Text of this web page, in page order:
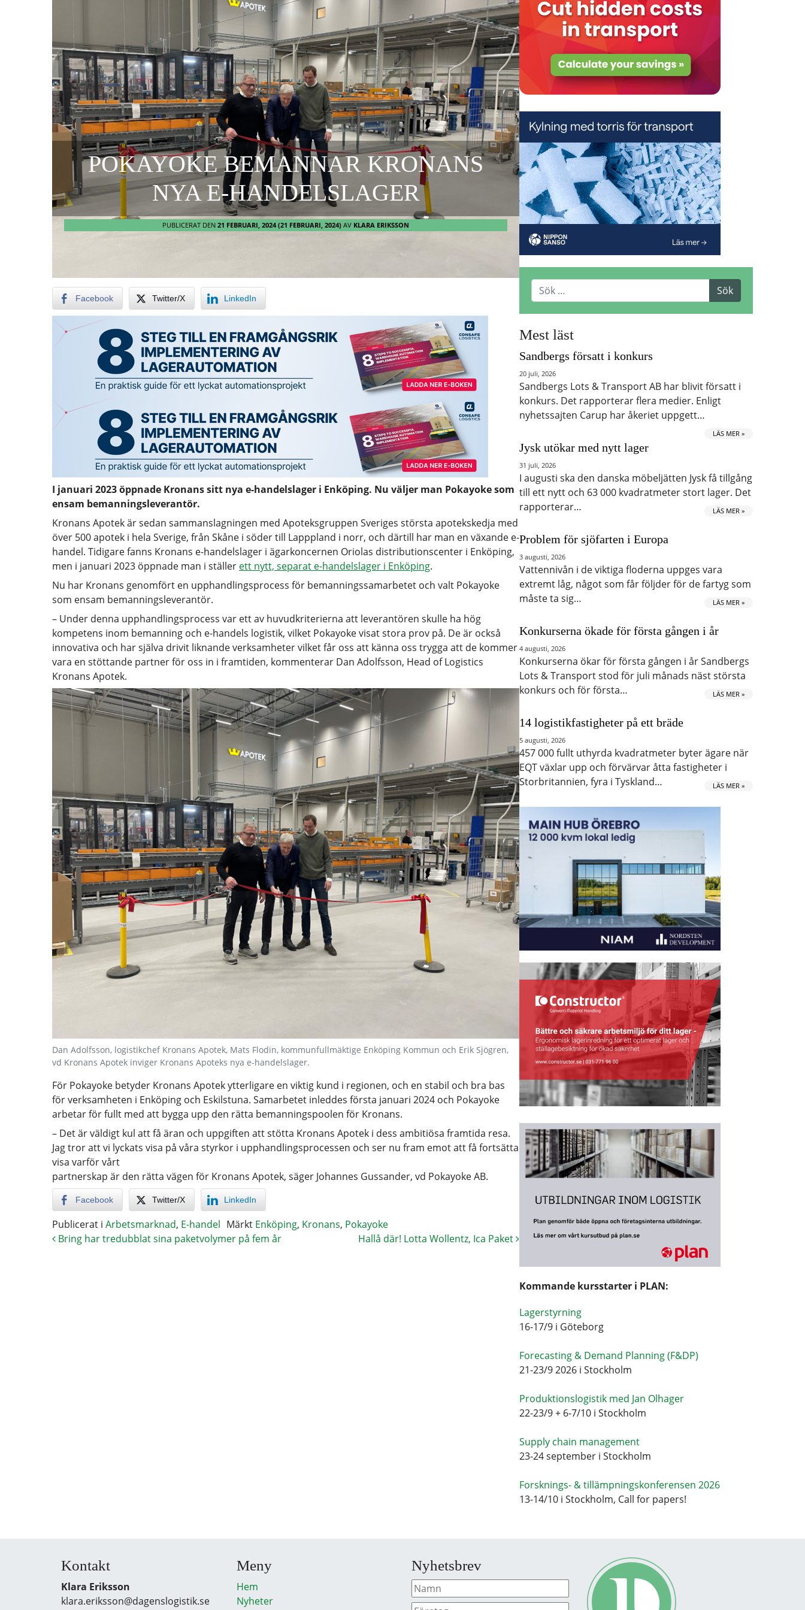
POKAYOKE BEMANNAR KRONANS
NYA E-HANDELSLAGER
PUBLICERAT DEN 21 FEBRUARI, 2024 (21 FEBRUARI, 2024) AV KLARA ERIKSSON
Facebook Twitter/X LinkedIn
I januari 2023 öppnade Kronans sitt nya e-handelslager i Enköping. Nu väljer man Pokayoke som
ensam bemanningsleverantör.
Kronans Apotek är sedan sammanslagningen med Apoteksgruppen Sveriges största apotekskedja med
över 500 apotek i hela Sverige, från Skåne i söder till Lapppland i norr, och därtill har man en växande e-
handel. Tidigare fanns Kronans e-handelslager i ägarkoncernen Oriolas distributionscenter i Enköping,
men i januari 2023 öppnade man i ställer ett nytt, separat e-handelslager i Enköping.
Nu har Kronans genomfört en upphandlingsprocess för bemanningssamarbetet och valt Pokayoke
som ensam bemanningsleverantör.
– Under denna upphandlingsprocess var ett av huvudkriterierna att leverantören skulle ha hög
kompetens inom bemanning och e-handels logistik, vilket Pokayoke visat stora prov på. De är också
innovativa och har själva drivit liknande verksamheter vilket får oss att känna oss trygga att de kommer
vara en stöttande partner för oss in i framtiden, kommenterar Dan Adolfsson, Head of Logistics
Kronans Apotek.
Dan Adolfsson, logistikchef Kronans Apotek, Mats Flodin, kommunfullmäktige Enköping Kommun och Erik Sjögren,
vd Kronans Apotek inviger Kronans Apoteks nya e-handelslager.
För Pokayoke betyder Kronans Apotek ytterligare en viktig kund i regionen, och en stabil och bra bas
för verksamheten i Enköping och Eskilstuna. Samarbetet inleddes första januari 2024 och Pokayoke
arbetar för fullt med att bygga upp den rätta bemanningspoolen för Kronans.
– Det är väldigt kul att få äran och uppgiften att stötta Kronans Apotek i dess ambitiösa framtida resa.
Jag tror att vi lyckats visa på våra styrkor i upphandlingsprocessen och ser nu fram emot att få fortsätta
visa varför vårt
partnerskap är den rätta vägen för Kronans Apotek, säger Johannes Gussander, vd Pokayoke AB.
Facebook Twitter/X LinkedIn
Publicerat i Arbetsmarknad, E-handel Märkt Enköping, Kronans, Pokayoke
Bring har tredubblat sina paketvolymer på fem år
Hallå där! Lotta Wollentz, Ica Paket
Mest läst
Sandbergs försatt i konkurs
20 juli, 2026
Sandbergs Lots & Transport AB har blivit försatt i
konkurs. Det rapporterar flera medier. Enligt
nyhetssajten Carup har åkeriet uppgett…
LÄS MER »
Jysk utökar med nytt lager
31 juli, 2026
I augusti ska den danska möbeljätten Jysk få tillgång
till ett nytt och 63 000 kvadratmeter stort lager. Det
rapporterar…
LÄS MER »
Problem för sjöfarten i Europa
3 augusti, 2026
Vattennivån i de viktiga floderna uppges vara
extremt låg, något som får följder för de fartyg som
måste ta sig…
LÄS MER »
Konkurserna ökade för första gången i år
4 augusti, 2026
Konkurserna ökar för första gången i år Sandbergs
Lots & Transport stod för juli månads näst största
konkurs och för första…
LÄS MER »
14 logistikfastigheter på ett bräde
5 augusti, 2026
457 000 fullt uthyrda kvadratmeter byter ägare när
EQT växlar upp och förvärvar åtta fastigheter i
Storbritannien, fyra i Tyskland…
LÄS MER »
Kommande kursstarter i PLAN:
Lagerstyrning
16-17/9 i Göteborg
Forecasting & Demand Planning (F&DP)
21-23/9 2026 i Stockholm
Produktionslogistik med Jan Olhager
22-23/9 + 6-7/10 i Stockholm
Supply chain management
23-24 september i Stockholm
Forsknings- & tillämpningskonferensen 2026
13-14/10 i Stockholm, Call for papers!
Kontakt
Klara Eriksson
klara.eriksson@dagenslogistik.se
Meny
Hem
Nyheter
Nyhetsbrev